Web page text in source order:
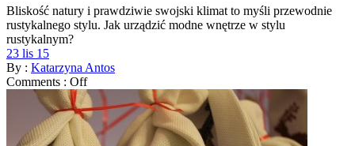
Bliskość natury i prawdziwie swojski klimat to myśli przewodnie
rustykalnego stylu. Jak urządzić modne wnętrze w stylu
rustykalnym?
23 lis 15
By : Katarzyna Antos
Comments : Off